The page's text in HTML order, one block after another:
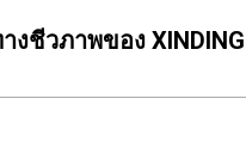
งชีวภาพของ